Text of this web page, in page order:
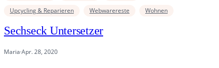
Upcycling & Reparieren
Webwarereste Wohnen
Sechseck Untersetzer
Maria·Apr. 28, 2020